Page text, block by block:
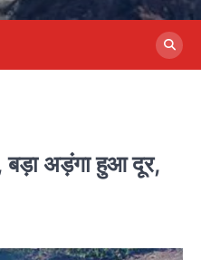
अड़ंगा हुआ दूर,